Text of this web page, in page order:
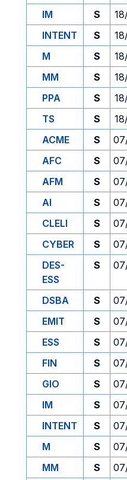
IM
S
INTENT
S
M
S
MM
S
PPA
S
TS
S
ACME
S
AFC
S
AFM
S
AI
S
CLELI
S
CYBER
S
DES-
ESS
S
DSBA S
EMIT
S
ESS
S
FIN
S
GIO
S
IM
S
INTENT
S
M
S
MM
S